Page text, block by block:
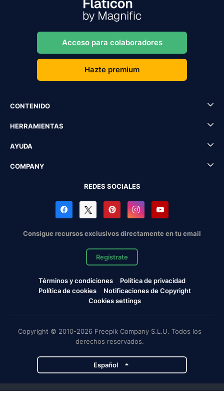
Acceso para colaboradores
Hazte premium
CONTENIDO
HERRAMIENTAS
AYUDA
COMPANY
REDES SOCIALES
Consigue recursos exclusivos directamente en tu email
Regístrate
Términos y condiciones
Política de privacidad
Política de cookies
Notificaciones de Copyright
Cookies settings
Copyright © 2010-2026 Freepik Company S.L.U. Todos los
derechos reservados.
Español